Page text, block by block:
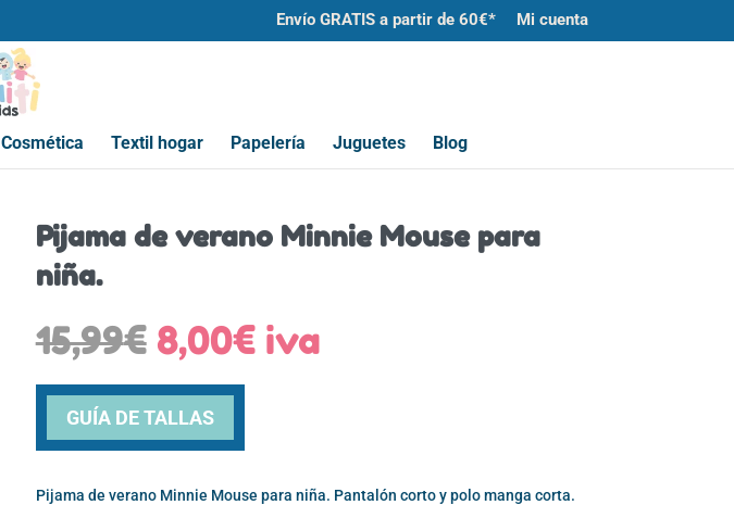
Envío GRATIS a partir de 60€* Mi cuenta
Cosmética Textil hogar Papelería Juguetes Blog
Pijama de verano Minnie Mouse para
niña.
15,99€ El
precio
original
era:
15,99€.
8,00€El
precio
iva
GUÍA DE TALLAS
Pijama de verano Minnie Mouse para niña. Pantalón corto y polo manga corta.